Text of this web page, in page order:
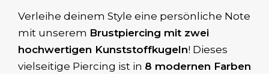
Verleihe deinem Style eine persönliche Note
mit unserem Brustpiercing mit zwei
hochwertigen Kunststoffkugeln! Dieses
vielseitige Piercing ist in 8 modernen Farben